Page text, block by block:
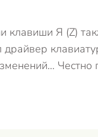
клавиши Я (Z)
драйвер
Честно